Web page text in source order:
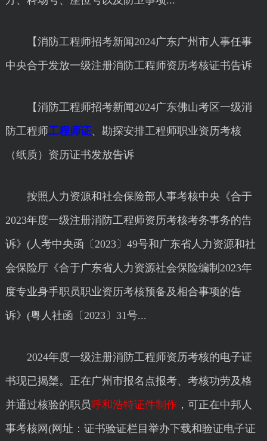
【消防工程师招考新闻2024广东广州市人事任事
中央合于发放一级注册消防工程师资历考核证书告诉
【消防工程师招考新闻2024广东佛山考区一级消
防工程师工程师证、勘探安排工程师职业资历考核
（纸质）资历证书发放告诉
按照人力资源和社会保险部人事考核中央《合于
2023年度一级注册消防工程师资历考核考务事务的告
诉》(人考中央函〔2023〕49号和广东省人力资源和社
会保险厅《合于广东省人力资源社会保险编制2023年
度专业身手职员职业资历考核预备及相合事项的告
诉》(粤人社函〔2023〕31号...
2024年度一级注册消防工程师资历考核的电子证
书现已揭橥。正在广州市报名点报考、考核功劳及格
并通过核验的职员呼和浩特证件制作，可正在中邦人
事考核网(网址：证书验证栏目举办下载和验证电子证